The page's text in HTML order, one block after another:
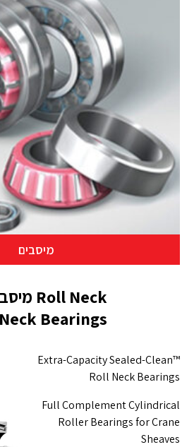
מיסבים
Roll Neck מיסב גלילי
Bearings
Extra-Capacity Sealed-Clean™
Roll Neck Bearings
Full Complement Cylindrical
Roller Bearings for Crane
Sheaves